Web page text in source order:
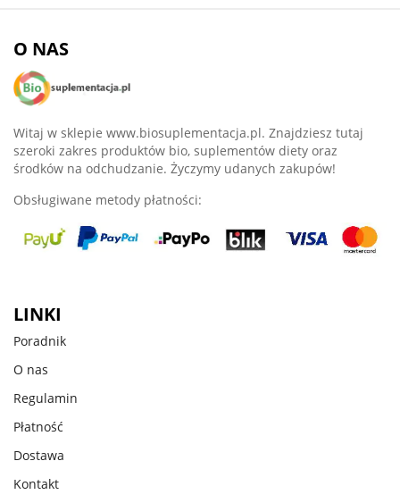
O NAS
Witaj w sklepie www.biosuplementacja.pl. Znajdziesz tutaj
szeroki zakres produktów bio, suplementów diety oraz
środków na odchudzanie. Życzymy udanych zakupów!
Obsługiwane metody płatności:
LINKI
Poradnik
O nas
Regulamin
Płatność
Dostawa
Kontakt